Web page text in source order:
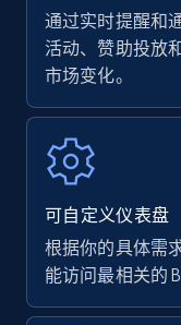
35.3K+
Amazon
URL, Product
rating object,
Author name,
7.4K+
通过实时提醒和
活动、赞助投放
市场变化。
可自定义仪表盘
根据你的具体需
能访问最相关的